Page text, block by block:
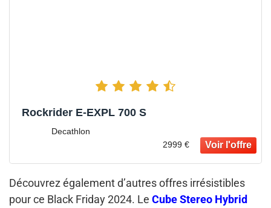
Rockrider E-EXPL 700 S
Decathlon
2999 €
Découvrez également d’autres offres irrésistibles
pour ce Black Friday 2024. Le Cube Stereo Hybrid